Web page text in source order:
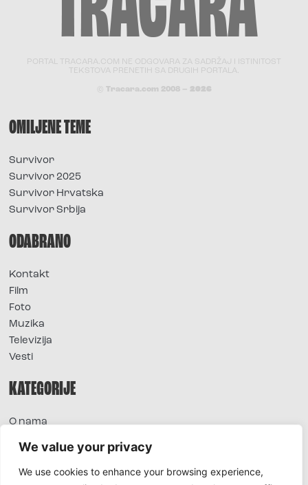
We value your privacy
We use cookies to enhance your browsing experience,
PORTAL TRACARA.COM NE ODGOVARA ZA SADRŽAJ I ISTINITOST
TEKSTOVA PRENETIH SA DRUGIH PORTALA.
© Tracara.com 2008 – 2026
OMILJENE TEME
Survivor
Survivor 2025
Survivor Hrvatska
Survivor Srbija
ODABRANO
Kontakt
Film
Foto
Muzika
Televizija
Vesti
KATEGORIJE
O nama
Extra
Foto